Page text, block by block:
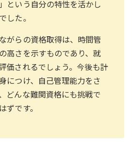
という自分の特性を活かし
した。
がらの資格取得は、時間管
高さを示すものであり、就
価されるでしょう。今後も計
につけ、自己管理能力をさ
どんな難関資格にも挑戦で
ずです。